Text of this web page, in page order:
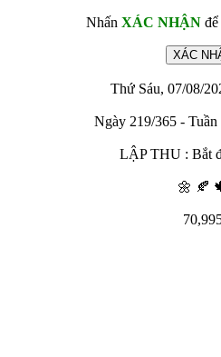
Nhấn XÁC NHẬNđể
Thứ Sáu, 07/08/
Ngày 219/365 -
LẬP THU : Bắt
🌼 🍂